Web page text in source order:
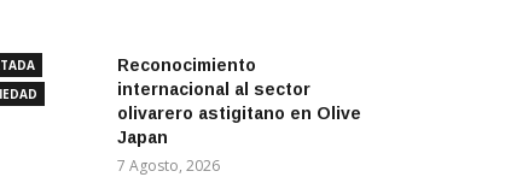
Reconocimiento
internacional al sector
olivarero astigitano en Olive
Japan
7 Agosto, 2026